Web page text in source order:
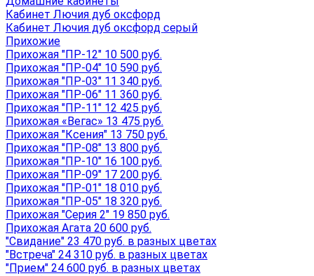
Кабинет Лючия дуб оксфорд
Кабинет Лючия дуб оксфорд серый
Прихожие
Прихожая "ПР-12" 10 500 руб.
Прихожая "ПР-04" 10 590 руб.
Прихожая "ПР-03" 11 340 руб.
Прихожая "ПР-06" 11 360 руб.
Прихожая "ПР-11" 12 425 руб.
Прихожая «Вегас» 13 475 руб.
Прихожая "Ксения" 13 750 руб.
Прихожая "ПР-08" 13 800 руб.
Прихожая "ПР-10" 16 100 руб.
Прихожая "ПР-09" 17 200 руб.
Прихожая "ПР-01" 18 010 руб.
Прихожая "ПР-05" 18 320 руб.
Прихожая "Серия 2" 19 850 руб.
Прихожая Агата 20 600 руб.
"Свидание" 23 470 руб. в разных цветах
"Встреча" 24 310 руб. в разных цветах
"Прием" 24 600 руб. в разных цветах